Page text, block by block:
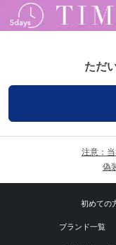
ただ
注意：
偽
初めての
ブランド一覧